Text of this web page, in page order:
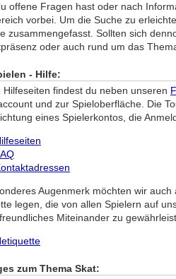
offene Fragen hast oder nach
vorbei. Um die Suche zu
zusammengefasst. Sollten sich
oder auch rund um das
- Hilfe:
Hilfeseiten findest du neben unseren
und zur Spieloberfläche. Die
eines Spielerkontos, die
Augenmerk möchten wir
legen, die von allen Spielern auf
Miteinander zu
zum Thema Skat: